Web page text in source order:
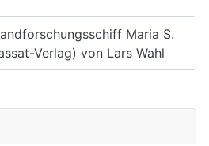
Maria S.
Verlag) von Lars Wahl